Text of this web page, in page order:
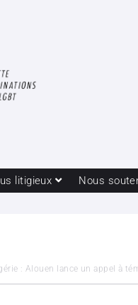
litigieux Nous
: Alouen lance un appel à